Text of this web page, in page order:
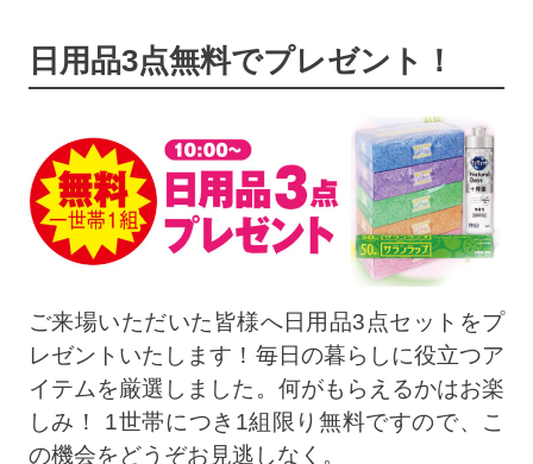
日用品3点無料でプレゼント！
ご来場いただいた皆様へ日用品3点セットをプ
レゼントいたします！毎日の暮らしに役立つア
イテムを厳選しました。何がもらえるかはお楽
しみ！ 1世帯につき1組限り無料ですので、こ
の機会をどうぞお見逃しなく。